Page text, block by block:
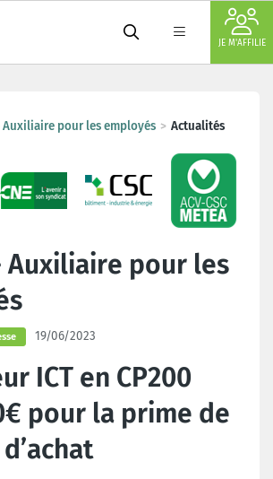
JE M'AFFILIE
Auxiliaire pour les employés Actualités
Auxiliaire pour les
19/06/2023
ICT en CP200
pour la prime de